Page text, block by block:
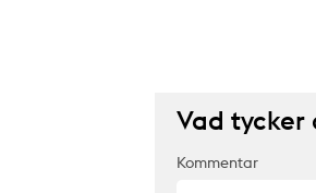
Vad tycker
Kommentar